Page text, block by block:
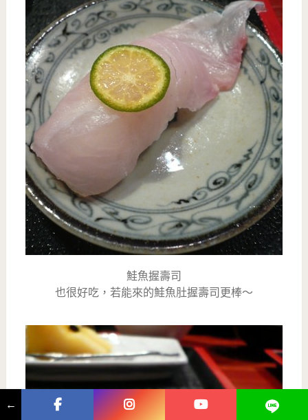
鮭魚握壽司
也很好吃，若能來的鮭魚肚握壽司更棒～
←